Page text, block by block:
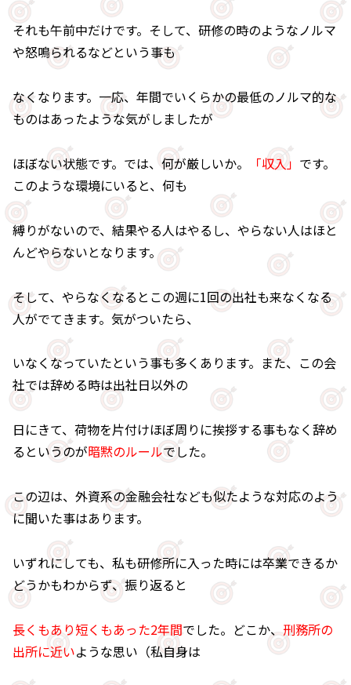
それも午前中だけです。そして、研修の時のようなノルマ
や怒鳴られるなどという事も
なくなります。一応、年間でいくらかの最低のノルマ的な
ものはあったような気がしましたが
ほぼない状態です。では、何が厳しいか。 「収入」 です。
このような環境にいると、何も
縛りがないので、結果やる人はやるし、やらない人はほと
んどやらないとなります。
そして、やらなくなるとこの週に1回の出社も来なくなる
人がでてきます。気がついたら、
いなくなっていたという事も多くあります。また、この会
社では辞める時は出社日以外の
日にきて、荷物を片付けほぼ周りに挨拶する事もなく辞め
るというのが暗黙のルールでした。
この辺は、外資系の金融会社なども似たような対応のよう
に聞いた事はあります。
いずれにしても、私も研修所に入った時には卒業できるか
どうかもわからず、振り返ると
長くもあり短くもあった2年間でした。どこか、 刑務所の
出所に近いような思い（私自身は